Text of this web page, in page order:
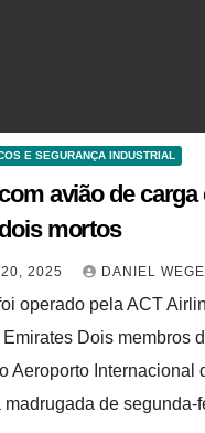
E SEGURANÇA INDUSTRIAL
avião de carga
mortos
2025 DANIEL WEGE
operado pela ACT
Dois membros
Aeroporto Internacional
madrugada de